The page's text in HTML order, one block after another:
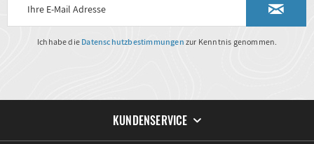
Ich habe die Datenschutzbestimmungen zur Kenntnis genommen.
KUNDENSERVICE